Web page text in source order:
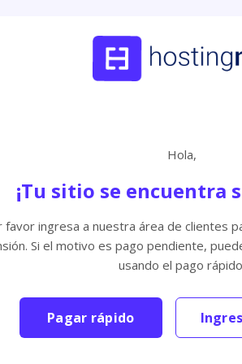
Hola,
¡Tu sitio se encuentra
favor ingresa a nuestra área de clientes
Si el motivo es pago pendiente,
usando el pago
Pagar rápido